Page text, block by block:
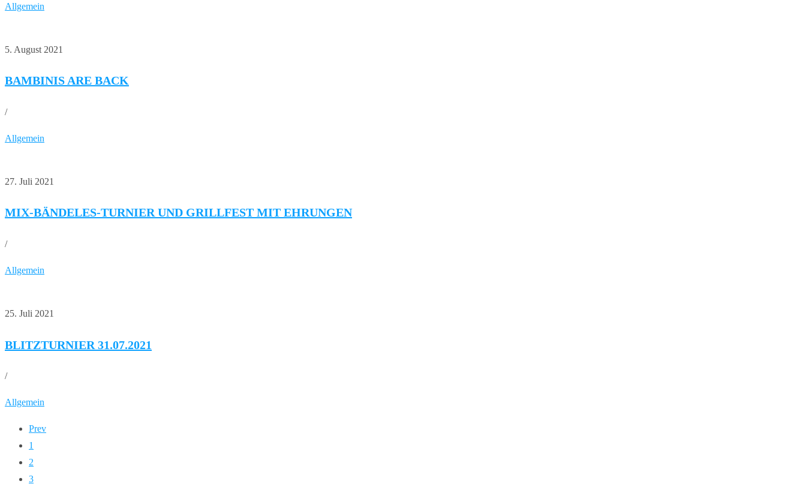
Allgemein
5. August 2021
BAMBINIS ARE BACK
/
Allgemein
27. Juli 2021
MIX-BÄNDELES-TURNIER UND GRILLFEST MIT EHRUNGEN
/
Allgemein
25. Juli 2021
BLITZTURNIER 31.07.2021
/
Allgemein
Prev
1
2
3